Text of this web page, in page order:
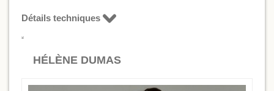
Détails techniques
HÉLÈNE DUMAS